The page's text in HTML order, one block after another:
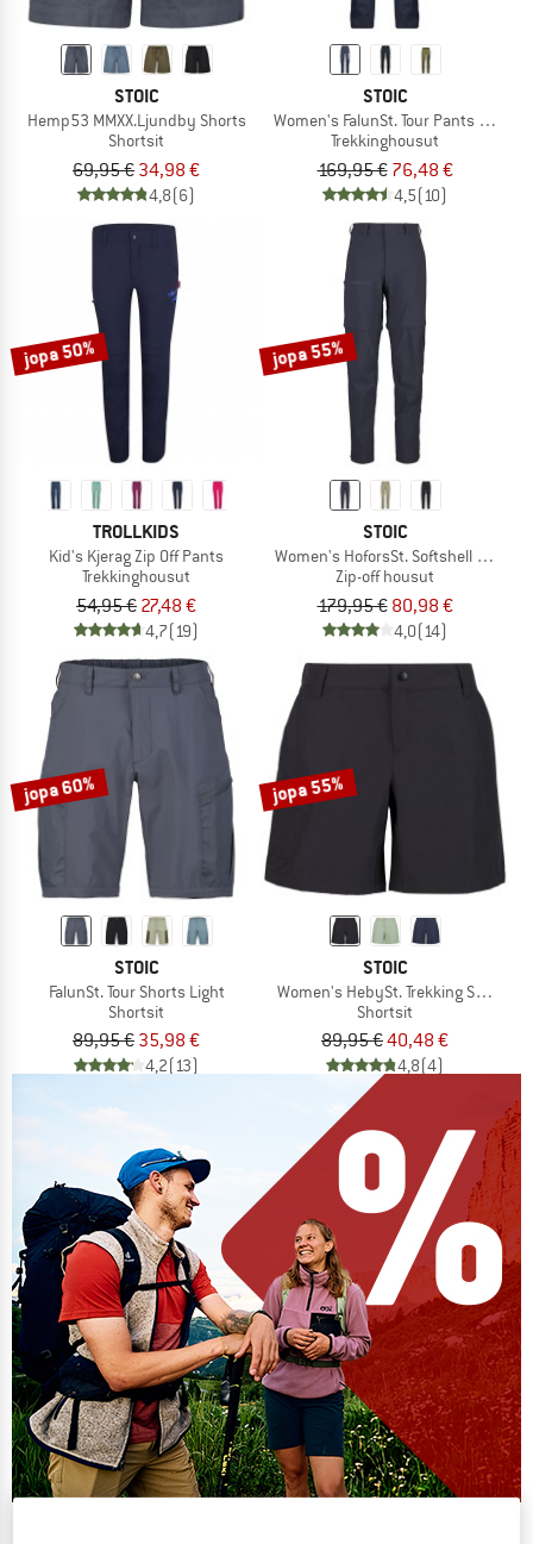
STOIC
Hemp53 MMXX.Ljundby Shorts
Shortsit
69,95 € 34,98 €
4,8(6)
STOIC
Women's FalunSt. Tour Pants Light
Trekkinghousut
169,95 € 76,48 €
4,5(10)
jopa 50%
TROLLKIDS
Kid's Kjerag Zip Off Pants
Trekkinghousut
54,95 € 27,48 €
4,7(19)
jopa 55%
STOIC
Women's HoforsSt. Softshell Zip-Off
Zip-off housut
179,95 € 80,98 €
4,0(14)
jopa 60%
STOIC
FalunSt. Tour Shorts Light
Shortsit
89,95 € 35,98 €
4,2(13)
jopa 55%
STOIC
Women's HebySt. Trekking Shorts
Shortsit
89,95 €40,48 €
4,8(4)